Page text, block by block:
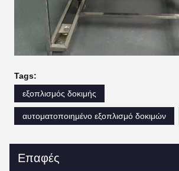
Tags:
εξοπλισμός δοκιμής
αυτοματοποιημένο εξοπλισμό δοκιμών
Επαφές